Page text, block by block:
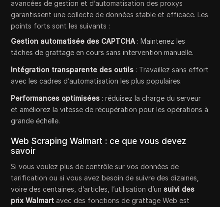
avancées de gestion et d’automatisation des proxys
garantissent une collecte de données stable et efficace. Les
points forts sont les suivants :
Gestion automatisée des CAPTCHA : Maintenez les
tâches de grattage en cours sans intervention manuelle.
Intégration transparente des outils : Travaillez sans effort
avec les cadres d’automatisation les plus populaires.
Performances optimisées : réduisez la charge du serveur
et améliorez la vitesse de récupération pour les opérations à
grande échelle.
Web Scraping Walmart : ce que vous devez
savoir
Si vous voulez plus de contrôle sur vos données de
tarification ou si vous avez besoin de suivre des dizaines,
voire des centaines, d’articles, l’utilisation d’un suivi des
prix Walmart avec des fonctions de grattage Web est